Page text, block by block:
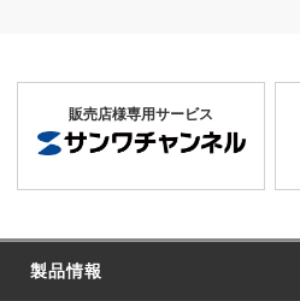
販売店様専用サービス
製品情報